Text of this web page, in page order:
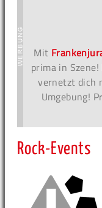
Mit
prima in
vernetzt dich
Umgebung!
Rock-Events